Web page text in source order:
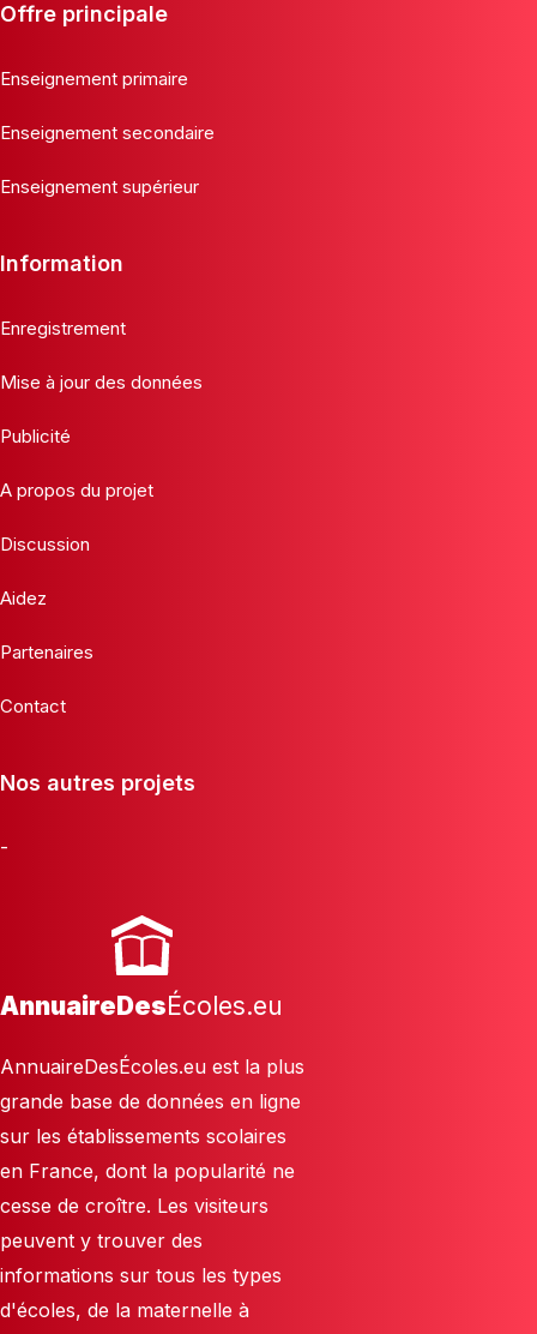
Offre principale
Enseignement primaire
Enseignement secondaire
Enseignement supérieur
Information
Enregistrement
Mise à jour des données
Publicité
A propos du projet
Discussion
Aidez
Partenaires
Contact
Nos autres projets
-
AnnuaireDesÉcoles.eu
AnnuaireDesÉcoles.eu est la plus
grande base de données en ligne
sur les établissements scolaires
en France, dont la popularité ne
cesse de croître. Les visiteurs
peuvent y trouver des
informations sur tous les types
d'écoles, de la maternelle à